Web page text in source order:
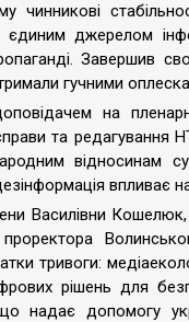
чинникові
єдиним джерелом
Завершив
гучними
на
та редагування
відносинам
впливає
Василівни Кошелюк,
проректора
тривоги:
рішень для
надає допомогу